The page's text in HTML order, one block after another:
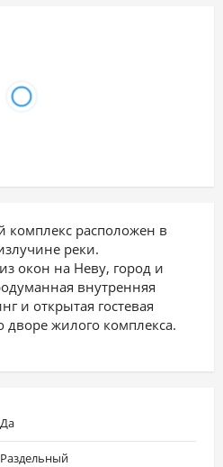
расположен в
реки.
окон на Неву, город и
внутренняя
и открытая гостевая
дворе жилого комплекса.
Да
Раздельный